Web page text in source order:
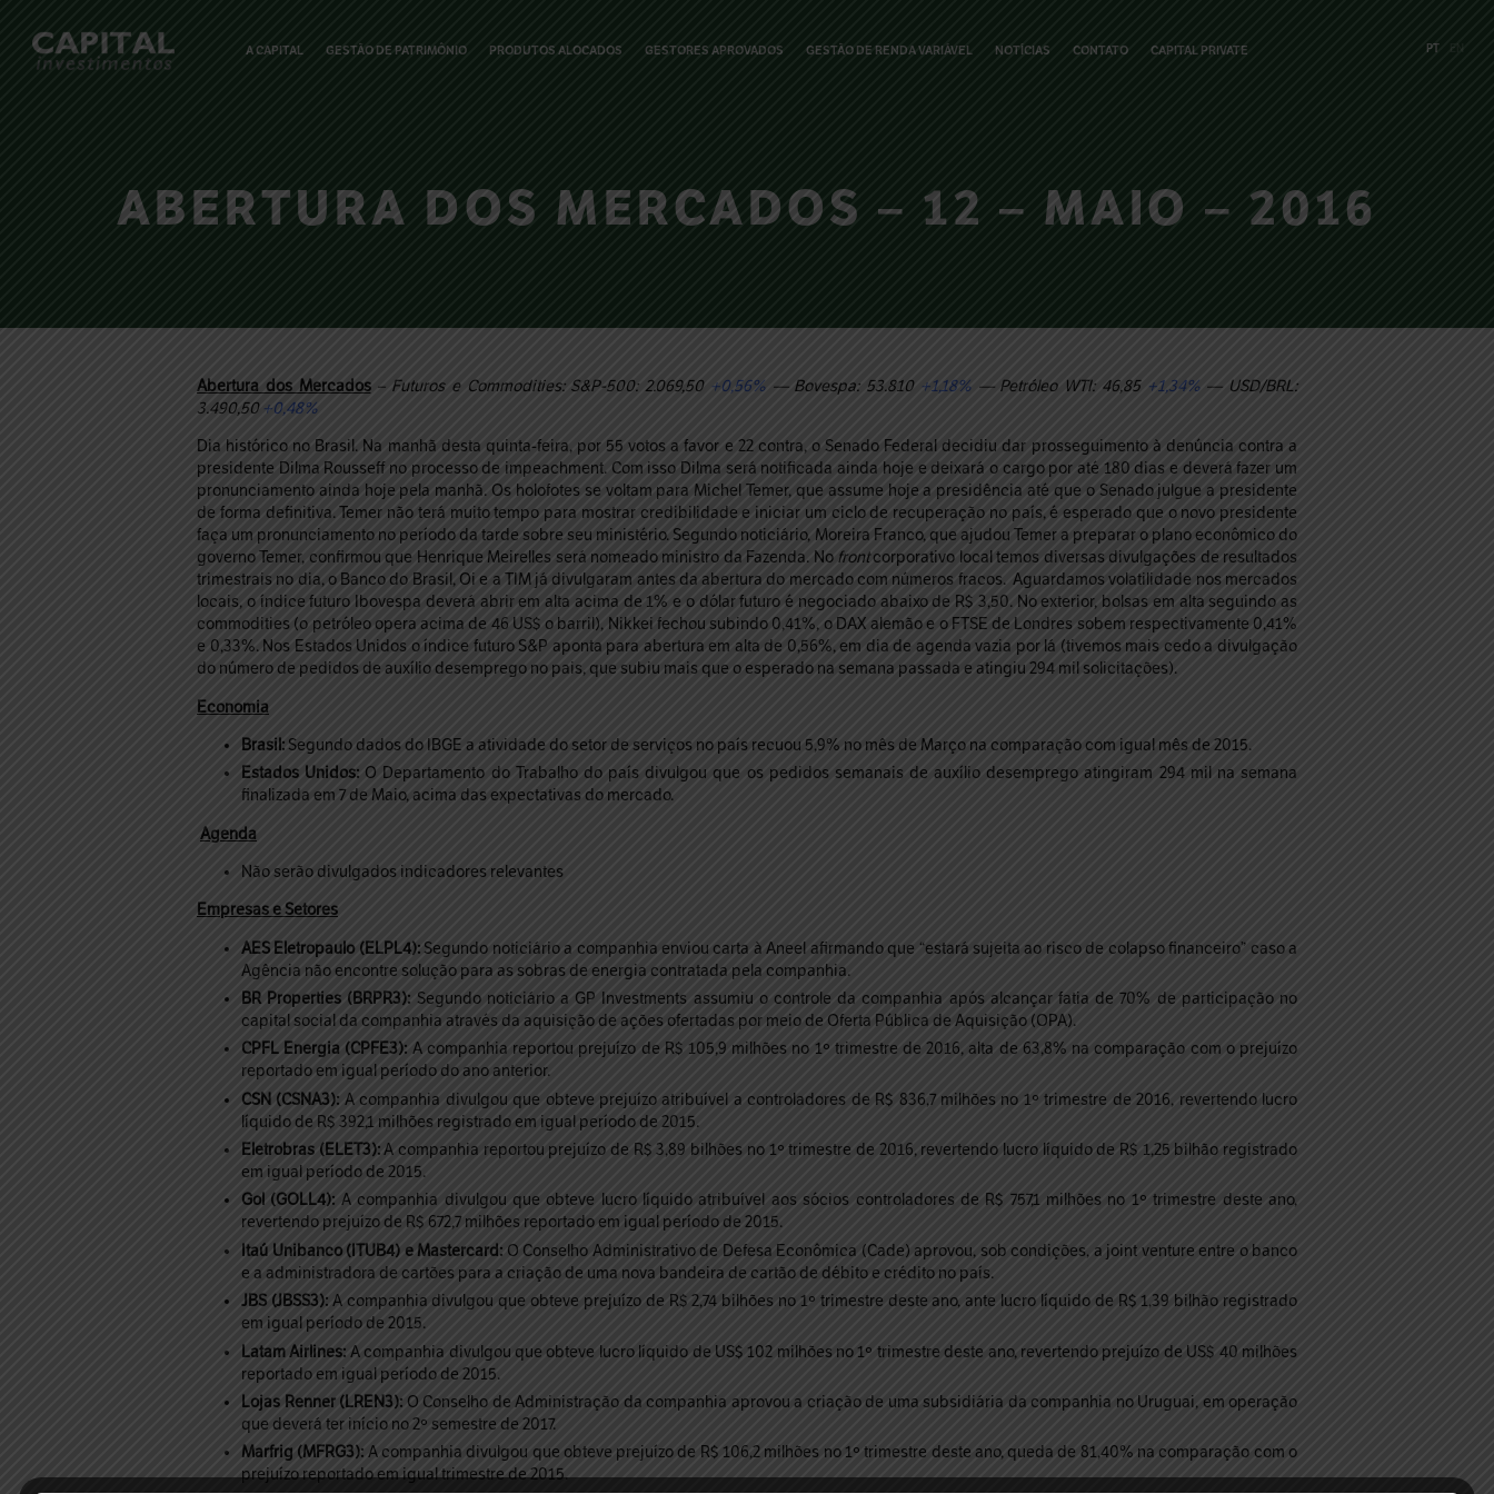
A CAPITAL GESTÃO DE PATRIMÔNIO PRODUTOS ALOCADOS GESTORES APROVADOS GESTÃO DE RENDA VARIÁVEL NOTÍCIAS CONTATO CAPITAL PRIVATE PT EN
ABERTURA DOS MERCADOS – 12 – MAIO – 2016
Abertura dos Mercados– Futuros e Commodities: S&P-500: 2.069,50 +0,56%— Bovespa: 53.810 +1,18%— Petróleo WTI: 46,85 +1,34%— USD/BRL:
3.490,50 +0,48%
Dia histórico no Brasil. Na manhã desta quinta-feira, por 55 votos a favor e 22 contra, o Senado Federal decidiu dar prosseguimento à denúncia contra a
presidente Dilma Rousseff no processo de impeachment. Com isso Dilma será notificada ainda hoje e deixará o cargo por até 180 dias e deverá fazer um
pronunciamento ainda hoje pela manhã. Os holofotes se voltam para Michel Temer, que assume hoje a presidência até que o Senado julgue a presidente
de forma definitiva. Temer não terá muito tempo para mostrar credibilidade e iniciar um ciclo de recuperação no país, é esperado que o novo presidente
faça um pronunciamento no período da tarde sobre seu ministério. Segundo noticiário, Moreira Franco, que ajudou Temer a preparar o plano econômico do
governo Temer, confirmou que Henrique Meirelles será nomeado ministro da Fazenda. No frontcorporativo local temos diversas divulgações de resultados
trimestrais no dia, o Banco do Brasil, Oi e a TIM já divulgaram antes da abertura do mercado com números fracos. Aguardamos volatilidade nos mercados
locais, o índice futuro Ibovespa deverá abrir em alta acima de 1% e o dólar futuro é negociado abaixo de R$ 3,50. No exterior, bolsas em alta seguindo as
commodities (o petróleo opera acima de 46 US$ o barril), Nikkei fechou subindo 0,41%, o DAX alemão e o FTSE de Londres sobem respectivamente 0,41%
e 0,33%. Nos Estados Unidos o índice futuro S&P aponta para abertura em alta de 0,56%, em dia de agenda vazia por lá (tivemos mais cedo a divulgação
do número de pedidos de auxílio desemprego no pais, que subiu mais que o esperado na semana passada e atingiu 294 mil solicitações).
Economia
Brasil:Segundo dados do IBGE a atividade do setor de serviços no país recuou 5,9% no mês de Março na comparação com igual mês de 2015.
Estados Unidos: O Departamento do Trabalho do país divulgou que os pedidos semanais de auxílio desemprego atingiram 294 mil na semana
finalizada em 7 de Maio, acima das expectativas do mercado.
Agenda
Não serão divulgados indicadores relevantes
Empresas e Setores
AES Eletropaulo (ELPL4):Segundo noticiário a companhia enviou carta à Aneel afirmando que “estará sujeita ao risco de colapso financeiro” caso a
Agência não encontre solução para as sobras de energia contratada pela companhia.
BR Properties (BRPR3): Segundo noticiário a GP Investments assumiu o controle da companhia após alcançar fatia de 70% de participação no
capital social da companhia através da aquisição de ações ofertadas por meio de Oferta Pública de Aquisição (OPA).
CPFL Energia (CPFE3): A companhia reportou prejuízo de R$ 105,9 milhões no 1º trimestre de 2016, alta de 63,8% na comparação com o prejuízo
reportado em igual período do ano anterior.
CSN (CSNA3): A companhia divulgou que obteve prejuízo atribuível a controladores de R$ 836,7 milhões no 1º trimestre de 2016, revertendo lucro
líquido de R$ 392,1 milhões registrado em igual período de 2015.
Eletrobras (ELET3):A companhia reportou prejuízo de R$ 3,89 bilhões no 1º trimestre de 2016, revertendo lucro líquido de R$ 1,25 bilhão registrado
em igual período de 2015.
Gol (GOLL4): A companhia divulgou que obteve lucro líquido atribuível aos sócios controladores de R$ 757,1 milhões no 1º trimestre deste ano,
revertendo prejuízo de R$ 672,7 milhões reportado em igual período de 2015.
Itaú Unibanco (ITUB4) e Mastercard: O Conselho Administrativo de Defesa Econômica (Cade) aprovou, sob condições, a joint venture entre o banco
e a administradora de cartões para a criação de uma nova bandeira de cartão de débito e crédito no país.
JBS (JBSS3):A companhia divulgou que obteve prejuízo de R$ 2,74 bilhões no 1º trimestre deste ano, ante lucro líquido de R$ 1,39 bilhão registrado
em igual período de 2015.
Latam Airlines: A companhia divulgou que obteve lucro líquido de US$ 102 milhões no 1º trimestre deste ano, revertendo prejuízo de US$ 40 milhões
reportado em igual período de 2015.
Lojas Renner (LREN3): O Conselho de Administração da companhia aprovou a criação de uma subsidiária da companhia no Uruguai, em operação
que deverá ter início no 2º semestre de 2017.
Marfrig (MFRG3): A companhia divulgou que obteve prejuízo de R$ 106,2 milhões no 1º trimestre deste ano, queda de 81,40% na comparação com o
prejuízo reportado em igual trimestre de 2015.